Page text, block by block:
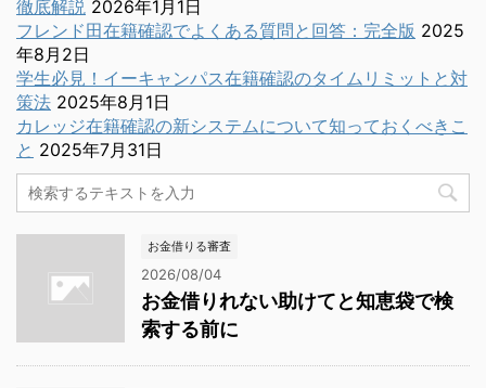
徹底解説 2026年1月1日
フレンド田在籍確認でよくある質問と回答：完全版 2025
年8月2日
学生必見！イーキャンパス在籍確認のタイムリミットと対
策法 2025年8月1日
カレッジ在籍確認の新システムについて知っておくべきこ
と 2025年7月31日
お金借りる審査
2026/08/04
お金借りれない助けてと知恵袋で検
索する前に